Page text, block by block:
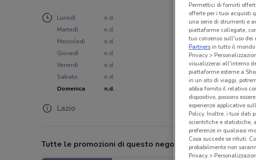
Lunedì
n.d.
Martedì
n.d.
Mercoledì
n.d.
Giovedì
n.d.
Venerdì
n.d.
Sabato
n.d.
Domenica
n.d.
Lazio
Tutte le promozioni di questo negozio
Permettici di fornirti
offerte per i tuoi acquisti
una serie di strumenti e
piattaforme collegate,
tuo consenso sull'uso
Partnersin tutto il mondo
Privacy >
visualizzerai all'interno
piattaforme esterne a
in un sito di viaggi,
abbia fornito il relativo
dispositivo, possono
esperienze applicative
Policy. Inoltre, i tuoi dati
scientifiche e statistiche,
preferenze in qualsiasi
Cosa succede se rifiuti:
probabilmente non
Privacy >